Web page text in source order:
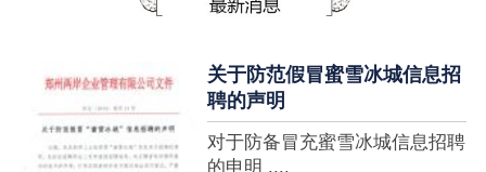
茶店正逐渐展露它的锋芒。不过
关于防范假冒蜜雪冰城信息招
聘的声明
对于防备冒充蜜雪冰城信息招聘
的申明 ....